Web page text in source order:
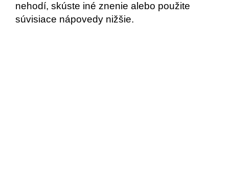
nehodí, skúste iné znenie alebo použite
súvisiace nápovedy nižšie.